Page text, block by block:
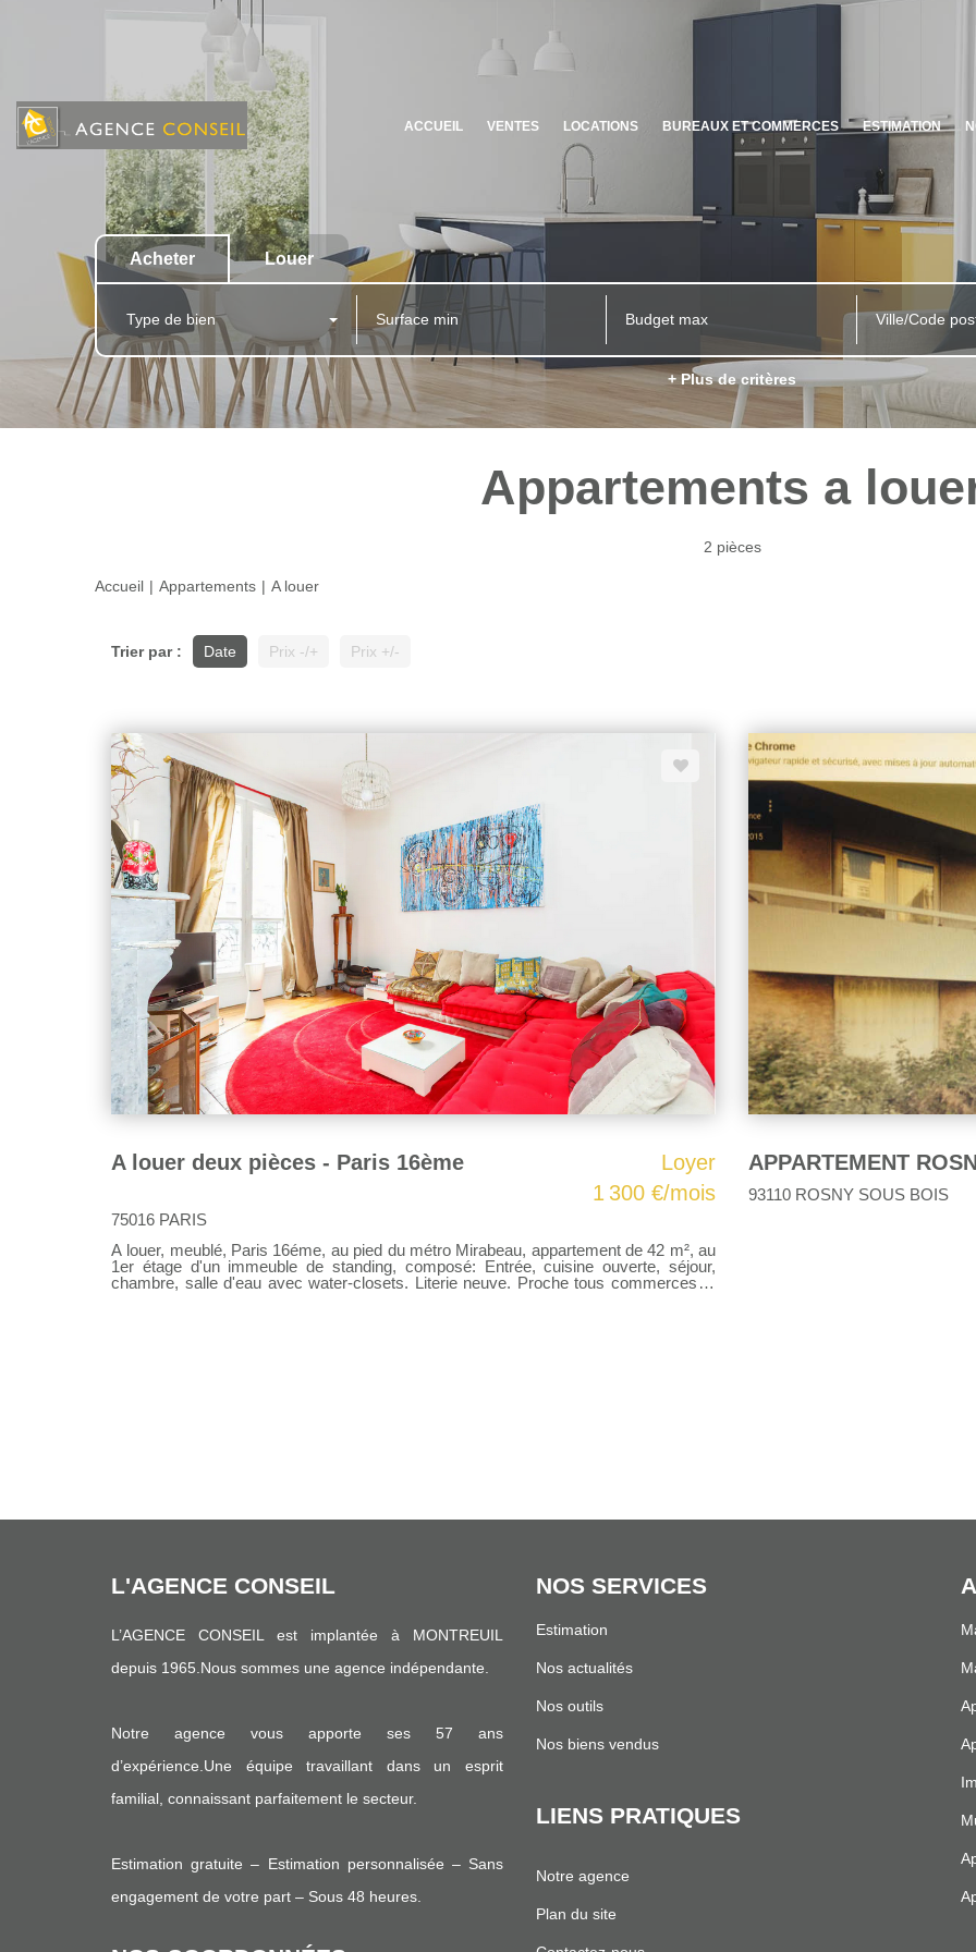
ACCUEIL VENTES LOCATIONS BUREAUX ET COMMERCES ESTIMATION
Acheter Louer
Type de bien Ville/Code
+ Plus de critères
Appartements a
2 pièces
Accueil Appartements A louer
Trier par : Date Prix -/+ Prix +/-
A louer deux pièces - Paris 16ème
Loyer
1 300 €/mois
75016 PARIS
A louer, meublé, Paris 16éme, au pied du métro Mirabeau, appartement de 42 m², au
1er étage d'un immeuble de standing, composé: Entrée, cuisine ouverte, séjour,
chambre, salle d'eau avec water-closets. Literie neuve. Proche tous commerces et
93110 ROSNY SOUS BOIS
L'AGENCE CONSEIL
L’AGENCE CONSEIL est implantée à MONTREUIL
depuis 1965.Nous sommes une agence indépendante.
Notre agence vous apporte ses 57 ans
d’expérience.Une équipe travaillant dans un esprit
familial, connaissant parfaitement le secteur.
Estimation gratuite – Estimation personnalisée – Sans
engagement de votre part – Sous 48 heures.
NOS SERVICES
Estimation
Nos actualités
Nos outils
Nos biens vendus
LIENS PRATIQUES
Notre agence
Plan du site